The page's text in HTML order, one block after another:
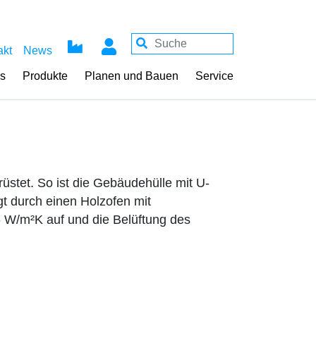
News
Produkte Planen und Bauen Service
So ist die Gebäudehülle mit U-
durch einen Holzofen mit
m²K auf und die Belüftung des